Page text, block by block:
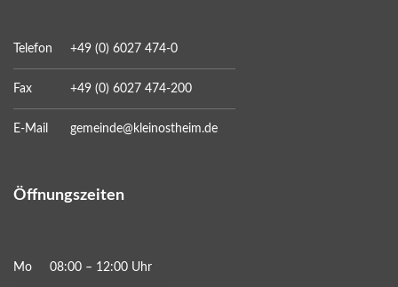
Telefon +49 (0) 6027 474-0
Fax +49 (0) 6027 474-200
E-Mail gemeinde@kleinostheim.de
Öffnungszeiten
Mo 08:00 – 12:00 Uhr